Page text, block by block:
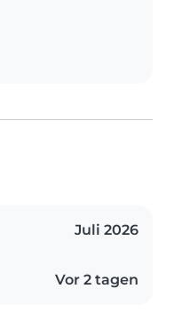
Juli 2026
Vor 2 tagen